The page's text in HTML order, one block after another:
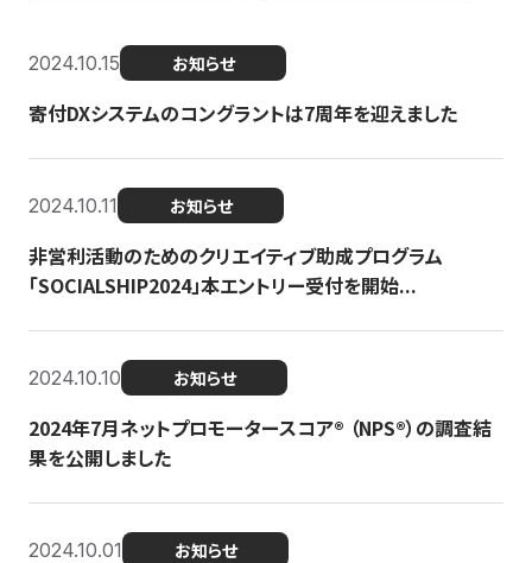
2024.10.15 お知らせ
寄付DXシステムのコングラントは7周年を迎えました
2024.10.11 お知らせ
非営利活動のためのクリエイティブ助成プログラム
「SOCIALSHIP2024」本エントリー受付を開始...
2024.10.10 お知らせ
2024年7月ネットプロモータースコア®︎ （NPS®︎）の調査結
果を公開しました
2024.10.01 お知らせ